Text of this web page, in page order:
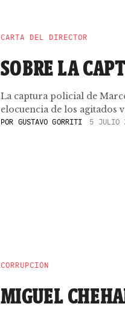
CARTA DEL DIRECTOR
SOBRE LA
La captura policial de
elocuencia de los agitados
POR GUSTAVO GORRITI 5 JULIO
CORRUPCIÓN
MIGUEL